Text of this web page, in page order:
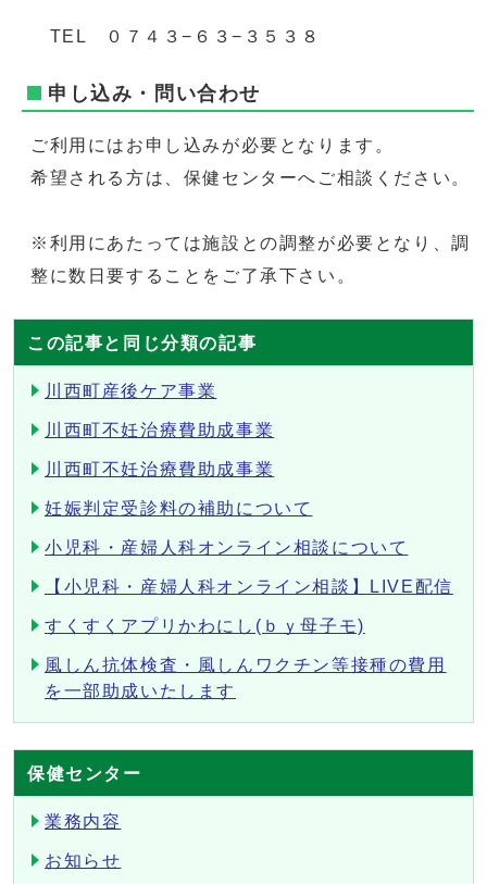
TEL ０７４３−６３−３５３８
申し込み・問い合わせ
ご利用にはお申し込みが必要となります。
希望される方は、保健センターへご相談ください。
※利用にあたっては施設との調整が必要となり、調
整に数日要することをご了承下さい。
この記事と同じ分類の記事
川西町産後ケア事業
川西町不妊治療費助成事業
川西町不妊治療費助成事業
妊娠判定受診料の補助について
小児科・産婦人科オンライン相談について
【小児科・産婦人科オンライン相談】LIVE配信
すくすくアプリかわにし(ｂｙ母子モ)
風しん抗体検査・風しんワクチン等接種の費用
を一部助成いたします
保健センター
業務内容
お知らせ